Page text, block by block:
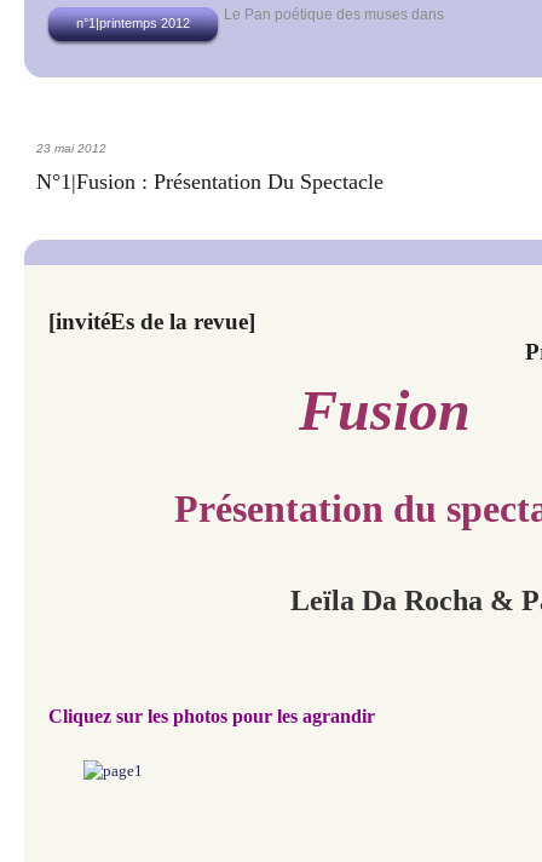
Le Pan poétique des muses dans
n°1|printemps 2012
23 mai 2012
N°1|Fusion : Présentation Du Spectacle
[invitéEs de la revue]
Fusion
Présentation du
Leïla Da Rocha &
Cliquez sur les photos pour les agrandir